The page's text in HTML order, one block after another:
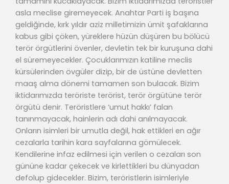
asla meclise giremeyecek. Anahtar Parti iş başına
geldiğinde, kırk yıldır aziz milletimizin ümit şafaklarına
kabus gibi çöken, yüreklere hüzün düşüren bu bölücü
terör örgütlerini övenler, devletin tek bir kuruşuna dahi
el süremeyecekler. Çocuklarımızın katiline meclis
kürsülerinden övgüler dizip, bir de üstüne devletten
maaş alma dönemi tamamen son bulacak. Bizim
iktidarımızda teröriste terörist, terör örgütüne terör
örgütü denir. Teröristlere ‘umut hakkı’ falan
tanınmayacak, hainlerin adı dahi anılmayacak.
Onların isimleri bir umutla değil, hak ettikleri en ağır
cezalarla tarihin kara sayfalarına gömülecek.
Kendilerine infaz edilmesi için verilen o cezaları son
gününe kadar çekecek ve kirlettikleri bu dünyadan
defolup gidecekler. Bizim, teröristlerin isimleriyle